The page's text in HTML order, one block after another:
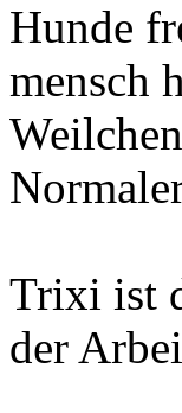
Hunde
mensch
Trixi ist
der